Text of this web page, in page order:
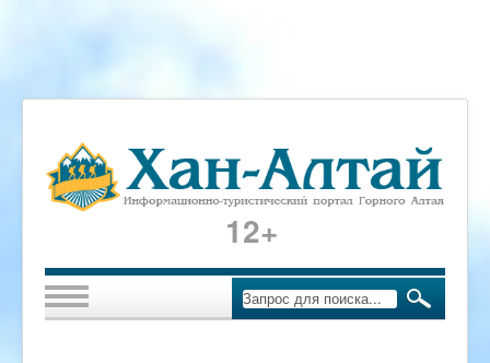
12+